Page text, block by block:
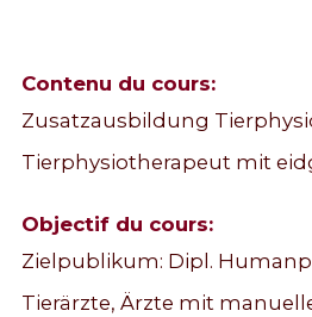
Contenu du cours:
Zusatzausbildung
Tierphysiotherapeut mit
Objectif du cours:
Zielpublikum: Dipl.
Tierärzte, Ärzte mit